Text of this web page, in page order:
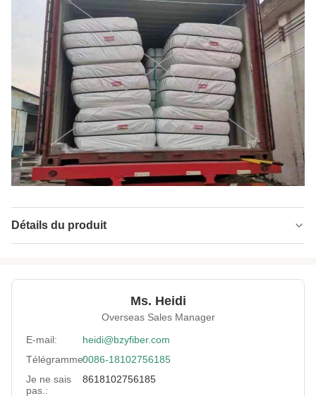
Détails du produit
Material: 100% vierge
0.9 Dénier
Grade: Une note
Fiber Cut Length: 32 mm
Color: Blanc
Ms. Heidi
Overseas Sales Manager
E-mail:
heidi@bzyfiber.com
Télégramme:0086-18102756185
Je ne sais
pas.:
8618102756185